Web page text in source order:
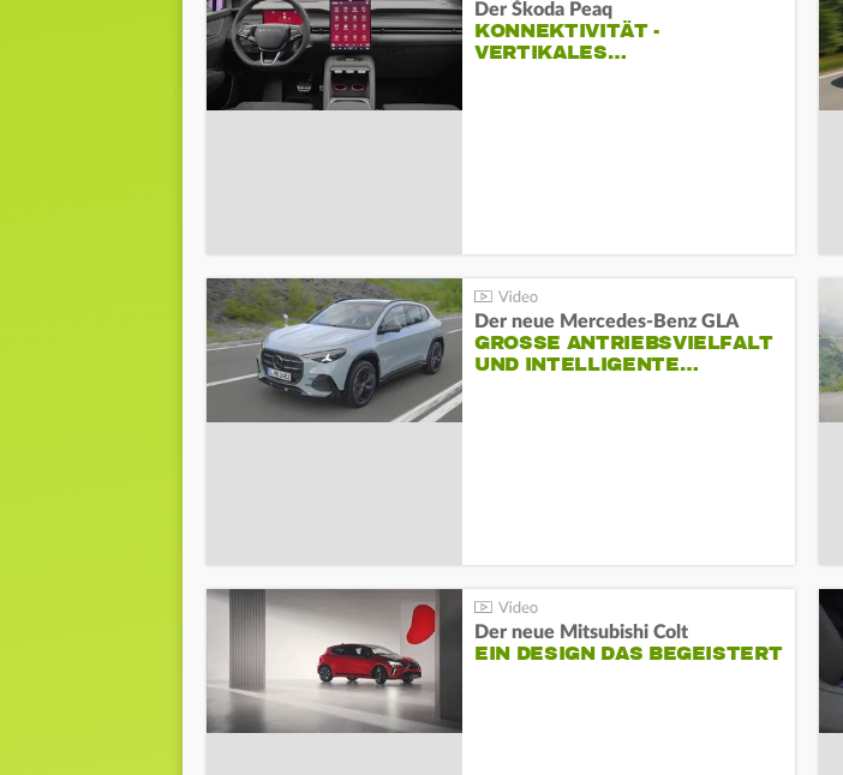
Der Škoda Peaq
KONNEKTIVITÄT -
VERTIKALES…
Der neue Mercedes-Benz GLA
GROSSE ANTRIEBSVIELFALT U
ND INTELLIGENTE…
Der neue Mitsubishi Colt
EIN DESIGN DAS BEGEISTERT